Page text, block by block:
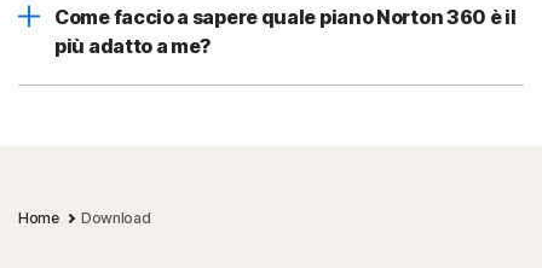
Come faccio a sapere quale piano Norton 360 è il
più adatto a me?
Home Download